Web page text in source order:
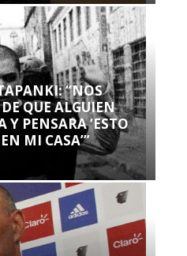
“NOS
QUE ALGUIEN
Y PENSARA ‘ESTO
MI CASA’”